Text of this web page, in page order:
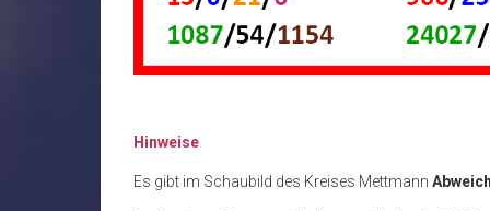
Hinweise
Es gibt im Schaubild des Kreises Mettmann